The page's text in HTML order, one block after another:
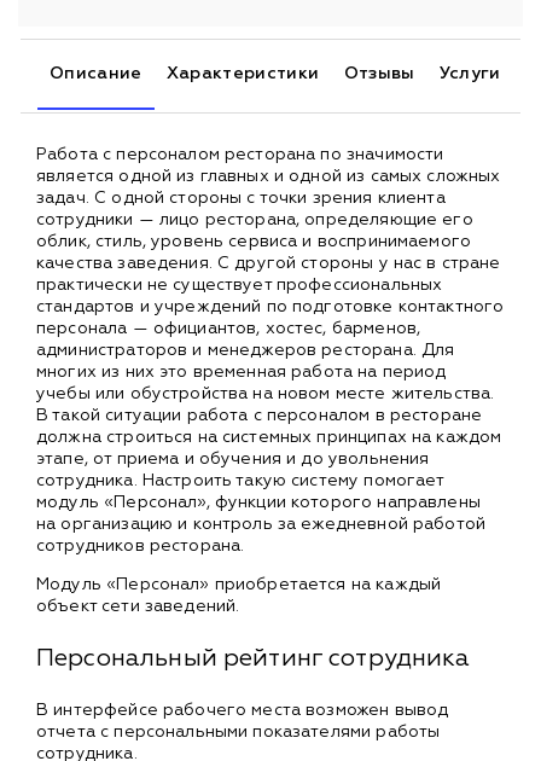
Описание Характеристики Отзывы Услуги
Работа с персоналом ресторана по значимости
является одной из главных и одной из самых сложных
задач. С одной стороны с точки зрения клиента
сотрудники — лицо ресторана, определяющие его
облик, стиль, уровень сервиса и воспринимаемого
качества заведения. С другой стороны у нас в стране
практически не существует профессиональных
стандартов и учреждений по подготовке контактного
персонала — официантов, хостес, барменов,
администраторов и менеджеров ресторана. Для
многих из них это временная работа на период
учебы или обустройства на новом месте жительства.
В такой ситуации работа с персоналом в ресторане
должна строиться на системных принципах на каждом
этапе, от приема и обучения и до увольнения
сотрудника. Настроить такую систему помогает
модуль «Персонал», функции которого направлены
на организацию и контроль за ежедневной работой
сотрудников ресторана.
Модуль «Персонал» приобретается на каждый
объект сети заведений.
Персональный рейтинг сотрудника
В интерфейсе рабочего места возможен вывод
отчета с персональными показателями работы
сотрудника.